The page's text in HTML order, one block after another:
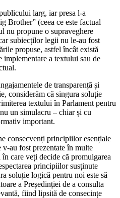
larg, iar presa l-a
Brother” (ceea ce este factual
nu propune o supraveghere
subiecților legii nu le-au fost
propuse, astfel încât există
a textului sau de
de transparență și
considerăm că singura soluție
textului în Parlament pentru
un simulacru – chiar și cu
important.
consecvenți principiilor esențiale
v-au fost prezentate în multe
care veți decide că promulgarea
principiilor susținute
soluție logică pentru noi este să
a Președinției de a consulta
fiind lipsită de consecințe